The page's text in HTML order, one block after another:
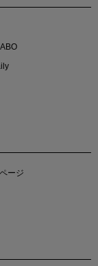
ージ